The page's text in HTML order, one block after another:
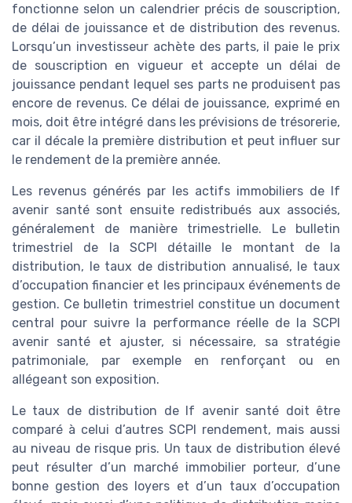
fonctionne selon un calendrier précis de souscription,
de délai de jouissance et de distribution des revenus.
Lorsqu’un investisseur achète des parts, il paie le prix
de souscription en vigueur et accepte un délai de
jouissance pendant lequel ses parts ne produisent pas
encore de revenus. Ce délai de jouissance, exprimé en
mois, doit être intégré dans les prévisions de trésorerie,
car il décale la première distribution et peut influer sur
le rendement de la première année.
Les revenus générés par les actifs immobiliers de lf
avenir santé sont ensuite redistribués aux associés,
généralement de manière trimestrielle. Le bulletin
trimestriel de la SCPI détaille le montant de la
distribution, le taux de distribution annualisé, le taux
d’occupation financier et les principaux événements de
gestion. Ce bulletin trimestriel constitue un document
central pour suivre la performance réelle de la SCPI
avenir santé et ajuster, si nécessaire, sa stratégie
patrimoniale, par exemple en renforçant ou en
allégeant son exposition.
Le taux de distribution de lf avenir santé doit être
comparé à celui d’autres SCPI rendement, mais aussi
au niveau de risque pris. Un taux de distribution élevé
peut résulter d’un marché immobilier porteur, d’une
bonne gestion des loyers et d’un taux d’occupation